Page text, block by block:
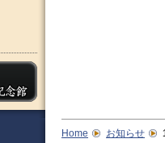
Home お知らせ